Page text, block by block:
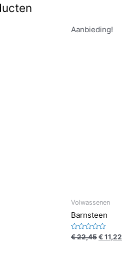
Aanbieding!
Volwassenen
Barnsteen
Waardering
€22,45€11,22